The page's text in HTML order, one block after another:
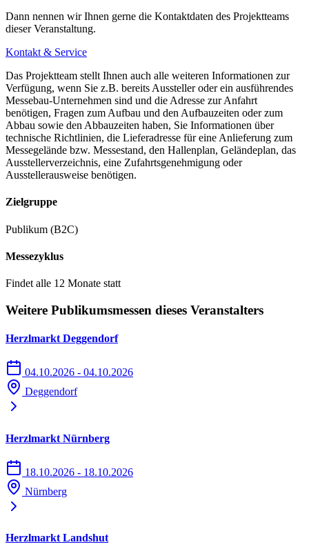
Dann nennen wir Ihnen gerne die Kontaktdaten des Projektteams
dieser Veranstaltung.
Kontakt & Service
Das Projektteam stellt Ihnen auch alle weiteren Informationen zur
Verfügung, wenn Sie z.B. bereits Aussteller oder ein ausführendes
Messebau-Unternehmen sind und die Adresse zur Anfahrt
benötigen, Fragen zum Aufbau und den Aufbauzeiten oder zum
Abbau sowie den Abbauzeiten haben, Sie Informationen über
technische Richtlinien, die Lieferadresse für eine Anlieferung zum
Messegelände bzw. Messestand, den Hallenplan, Geländeplan, das
Ausstellerverzeichnis, eine Zufahrtsgenehmigung oder
Ausstellerausweise benötigen.
Zielgruppe
Publikum (B2C)
Messezyklus
Findet alle 12 Monate statt
Weitere Publikumsmessen dieses Veranstalters
Herzlmarkt Deggendorf
04.10.2026 - 04.10.2026
Deggendorf
Herzlmarkt Nürnberg
18.10.2026 - 18.10.2026
Nürnberg
Herzlmarkt Landshut